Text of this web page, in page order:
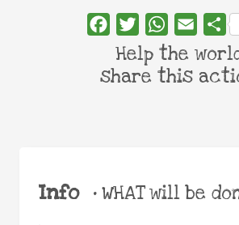
Info •WHAT will be
FacebookTwitterWhatsApp
Email
Help the
share this